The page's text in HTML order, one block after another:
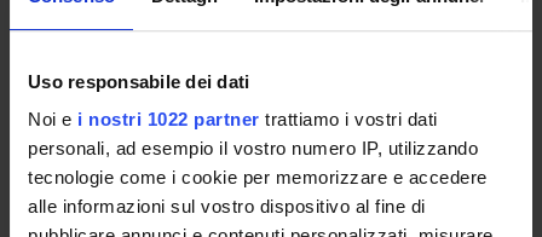
Uso responsabile dei dati
Noi e i nostri 1022 partner trattiamo i vostri dati
personali, ad esempio il vostro numero IP, utilizzando
tecnologie come i cookie per memorizzare e accedere
alle informazioni sul vostro dispositivo al fine di
POST LAUREA